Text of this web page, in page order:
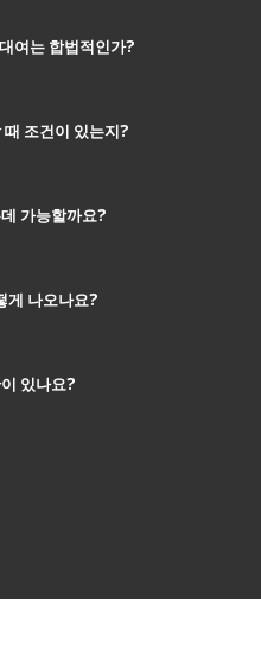
여는 합법적인가?
조건이 있는지?
가능할까요?
게 나오나요?
있나요?